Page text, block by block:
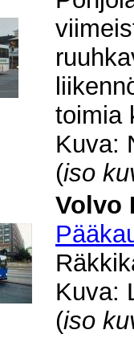
toimia
Kuva:
(iso
Volvo
Kuva:
(iso